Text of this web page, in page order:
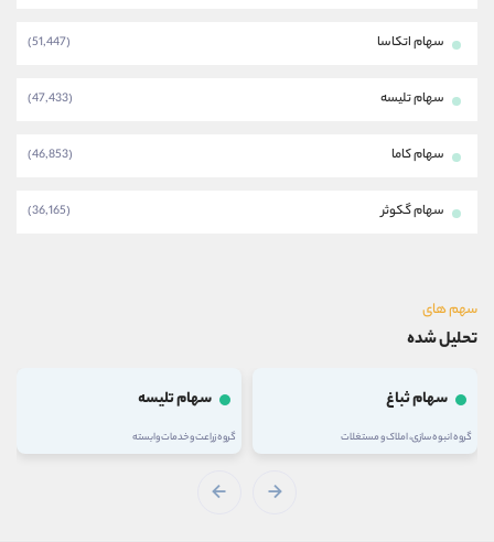
سهام اتکاسا (51,447)
سهام تلیسه (47,433)
سهام کاما (46,853)
سهام گکوثر (36,165)
سهم های
تحلیل شده
سهام ثباغ
گروه انبوه سازی، املاک و مستغلات
سهام تلیسه
گروه زراعت و خدمات وابسته